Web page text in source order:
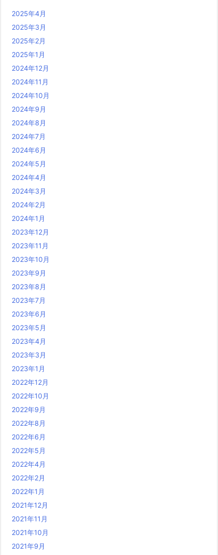
2025年4月
2025年3月
2025年2月
2025年1月
2024年12月
2024年11月
2024年10月
2024年9月
2024年8月
2024年7月
2024年6月
2024年5月
2024年4月
2024年3月
2024年2月
2024年1月
2023年12月
2023年11月
2023年10月
2023年9月
2023年8月
2023年7月
2023年6月
2023年5月
2023年4月
2023年3月
2023年1月
2022年12月
2022年10月
2022年9月
2022年8月
2022年6月
2022年5月
2022年4月
2022年2月
2022年1月
2021年12月
2021年11月
2021年10月
2021年9月